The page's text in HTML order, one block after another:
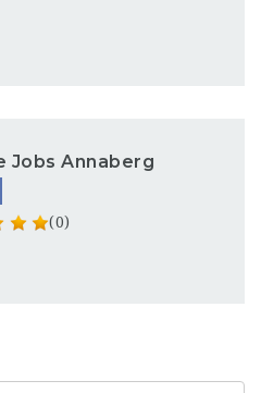
Jobs Annaberg
(0)